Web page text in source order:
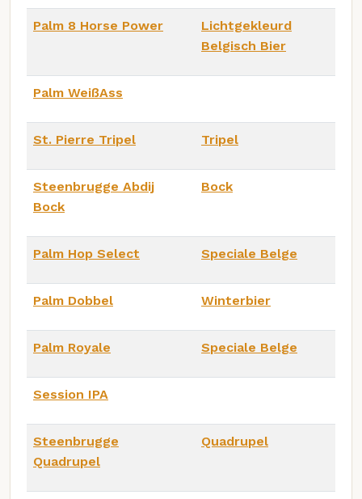
Palm 8 Horse Power
Lichtgekleurd
Belgisch Bier
Palm WeißAss
St. Pierre Tripel Tripel
Steenbrugge Abdij
Bock
Bock
Palm Hop Select Speciale Belge
Palm Dobbel Winterbier
Palm Royale Speciale Belge
Session IPA
Steenbrugge
Quadrupel
Quadrupel